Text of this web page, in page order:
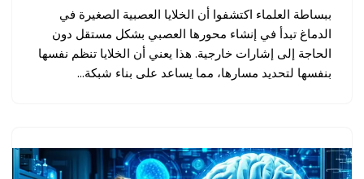
ببساطة العلماء اكتشفوا أن الخلايا العصبية الصغيرة في
الدماغ تبدأ في إنشاء محورها العصبي بشكل مستقل دون
الحاجة إلى إشارات خارجية. هذا يعني أن الخلايا تنظم نفسها
بنفسها لتحديد مسارها، مما يساعد على بناء شبكة…